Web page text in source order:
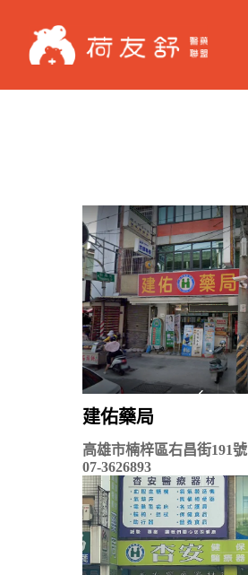
建佑藥局
高雄市楠梓區右昌街191號
07-3626893